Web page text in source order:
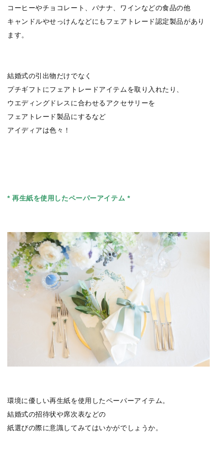
コーヒーやチョコレート、バナナ、ワインなどの食品の他
キャンドルやせっけんなどにもフェアトレード認定製品があり
ます。
結婚式の引出物だけでなく
プチギフトにフェアトレードアイテムを取り入れたり、
ウエディングドレスに合わせるアクセサリーを
フェアトレード製品にするなど
アイディアは色々！
* 再生紙を使用したペーパーアイテム *
環境に優しい再生紙を使用したペーパーアイテム。
結婚式の招待状や席次表などの
紙選びの際に意識してみてはいかがでしょうか。